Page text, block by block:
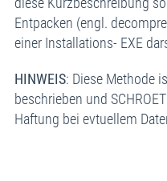
Entpacken (engl.
einer Installations- EXE
HINWEIS: Diese Methode
beschrieben und
Haftung bei evtuellem